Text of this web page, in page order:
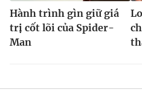
Hành trình gìn giữ giá
trị cốt lõi của Spider-
Man